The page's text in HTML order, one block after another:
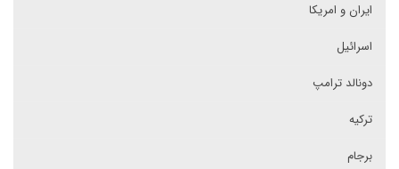
ایران و امریکا
اسرائیل
دونالد ترامپ
ترکیه
برجام